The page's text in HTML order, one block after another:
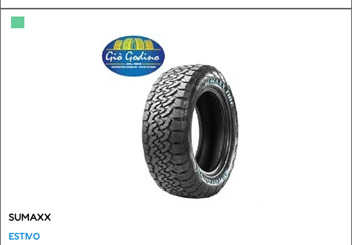
▀
SUMAXX
ESTIVO